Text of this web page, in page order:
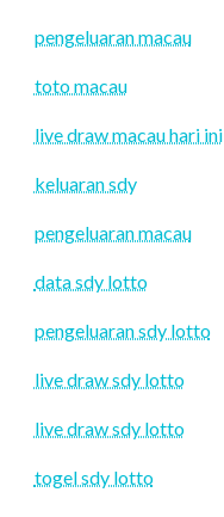
pengeluaran macau
toto macau
live draw macau hari ini
keluaran sdy
pengeluaran macau
data sdy lotto
pengeluaran sdy lotto
live draw sdy lotto
live draw sdy lotto
togel sdy lotto